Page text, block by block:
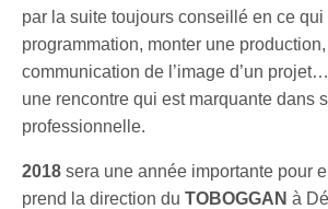
par la suite toujours conseillé en ce qui
programmation, monter une
communication de l’image d’un
une rencontre qui est marquante dans
professionnelle.
2018sera une année importante pour
prend la direction duTOBOGGANà